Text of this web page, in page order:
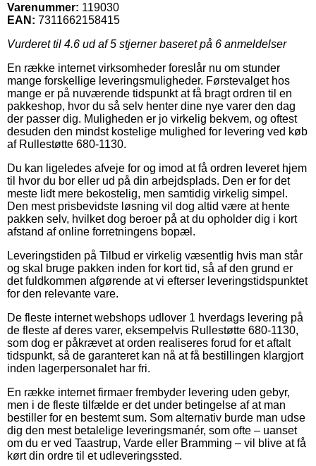
Varenummer: 119030
EAN: 7311662158415
Vurderet til 4.6 ud af 5 stjerner baseret på 6 anmeldelser
En række internet virksomheder foreslår nu om stunder
mange forskellige leveringsmuligheder. Førstevalget hos
mange er på nuværende tidspunkt at få bragt ordren til en
pakkeshop, hvor du så selv henter dine nye varer den dag
der passer dig. Muligheden er jo virkelig bekvem, og oftest
desuden den mindst kostelige mulighed for levering ved køb
af Rullestøtte 680-1130.
Du kan ligeledes afveje for og imod at få ordren leveret hjem
til hvor du bor eller ud på din arbejdsplads. Den er for det
meste lidt mere bekostelig, men samtidig virkelig simpel.
Den mest prisbevidste løsning vil dog altid være at hente
pakken selv, hvilket dog beroer på at du opholder dig i kort
afstand af online forretningens bopæl.
Leveringstiden på Tilbud er virkelig væsentlig hvis man står
og skal bruge pakken inden for kort tid, så af den grund er
det fuldkommen afgørende at vi efterser leveringstidspunktet
for den relevante vare.
De fleste internet webshops udlover 1 hverdags levering på
de fleste af deres varer, eksempelvis Rullestøtte 680-1130,
som dog er påkrævet at orden realiseres forud for et aftalt
tidspunkt, så de garanteret kan nå at få bestillingen klargjort
inden lagerpersonalet har fri.
En række internet firmaer frembyder levering uden gebyr,
men i de fleste tilfælde er det under betingelse af at man
bestiller for en bestemt sum. Som alternativ burde man udse
dig den mest betalelige leveringsmanér, som ofte – uanset
om du er ved Taastrup, Varde eller Bramming – vil blive at få
kørt din ordre til et udleveringssted.